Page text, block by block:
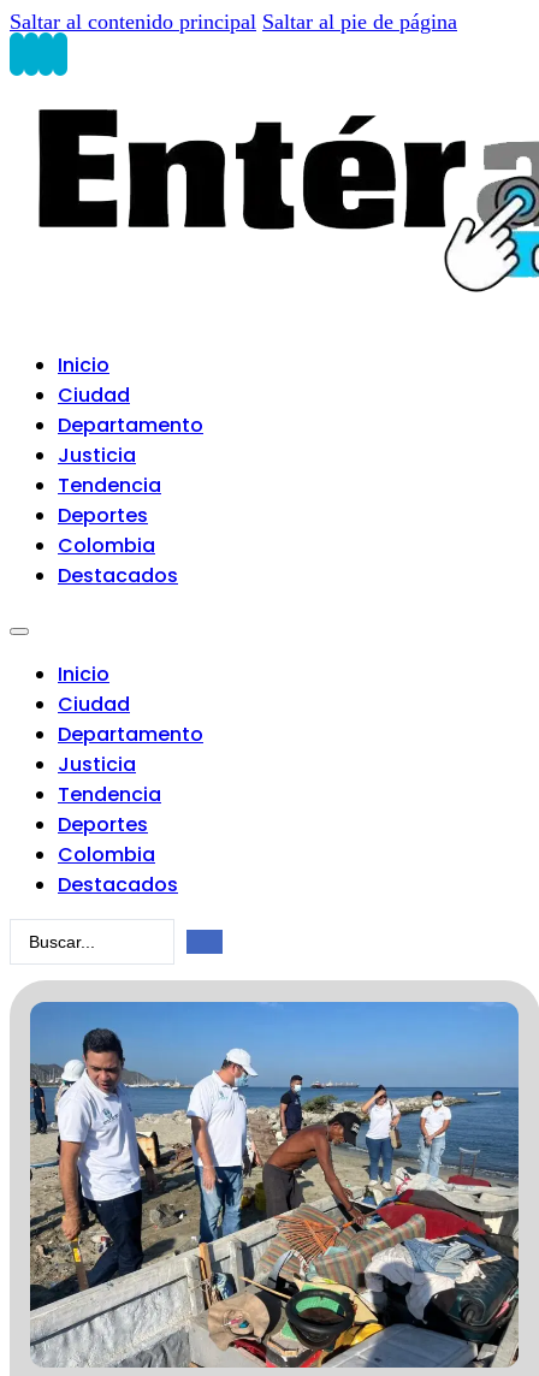
Saltar al contenido principal Saltar al pie de página
Inicio
Ciudad
Departamento
Justicia
Tendencia
Deportes
Colombia
Destacados
Inicio
Ciudad
Departamento
Justicia
Tendencia
Deportes
Colombia
Destacados
Search